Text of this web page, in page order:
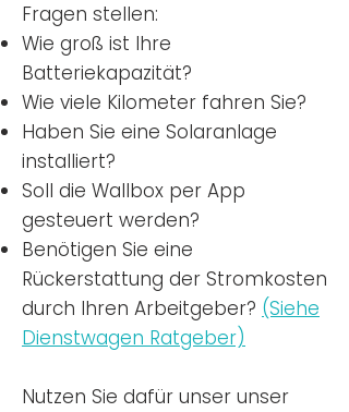
Fragen stellen:
Wie groß ist Ihre
Batteriekapazität?
Wie viele Kilometer fahren Sie?
Haben Sie eine Solaranlage
installiert?
Soll die Wallbox per App
gesteuert werden?
Benötigen Sie eine
Rückerstattung der Stromkosten
durch Ihren Arbeitgeber? (Siehe
Dienstwagen Ratgeber)
Nutzen Sie dafür unser unser